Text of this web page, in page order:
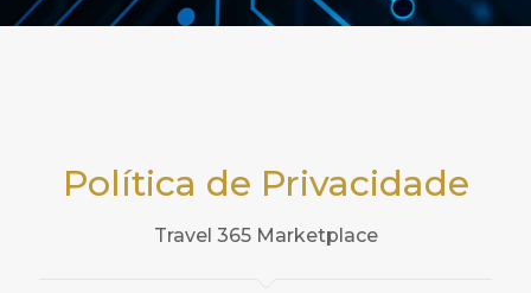
Política de Privacidade
Travel 365 Marketplace